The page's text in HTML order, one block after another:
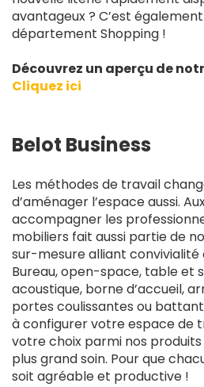
avantageux ? C’est
département Shopping !
Découvrez un aperçu de
Cliquez ici
Belot Business
Les méthodes de travail
d’aménager l’espace aussi.
accompagner les
mobiliers fait aussi partie de
sur-mesure alliant convivialité
Bureau, open-space, table et
acoustique, borne d’accueil,
portes coulissantes ou
à configurer votre espace de
votre choix parmi nos
plus grand soin. Pour que
soit agréable et productive !